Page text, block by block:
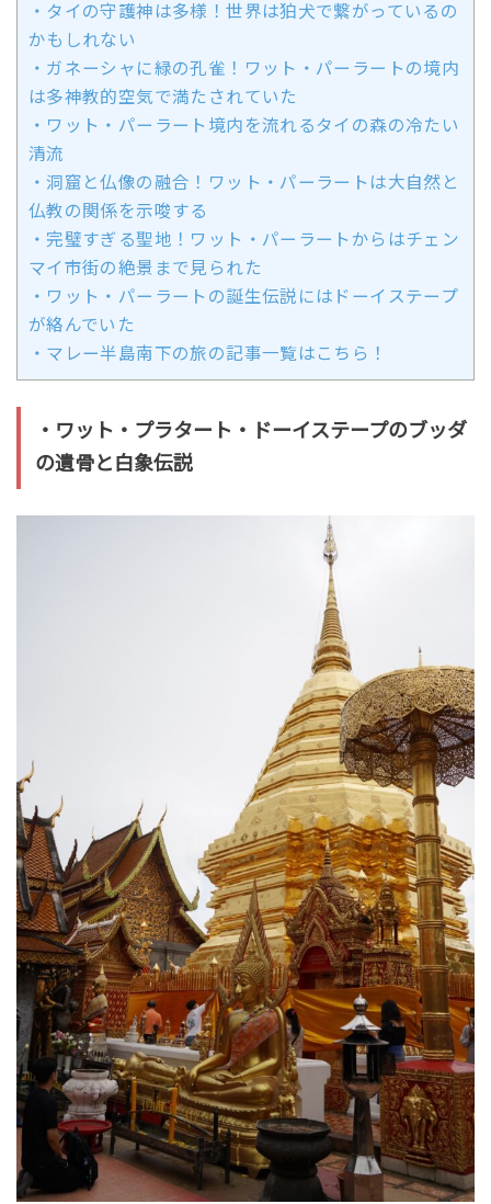
・タイの守護神は多様！世界は狛犬で繋がっているの
かもしれない
・ガネーシャに緑の孔雀！ワット・パーラートの境内
は多神教的空気で満たされていた
・ワット・パーラート境内を流れるタイの森の冷たい
清流
・洞窟と仏像の融合！ワット・パーラートは大自然と
仏教の関係を示唆する
・完璧すぎる聖地！ワット・パーラートからはチェン
マイ市街の絶景まで見られた
・ワット・パーラートの誕生伝説にはドーイステープ
が絡んでいた
・マレー半島南下の旅の記事一覧はこちら！
・ワット・プラタート・ドーイステープのブッダ
の遺骨と白象伝説